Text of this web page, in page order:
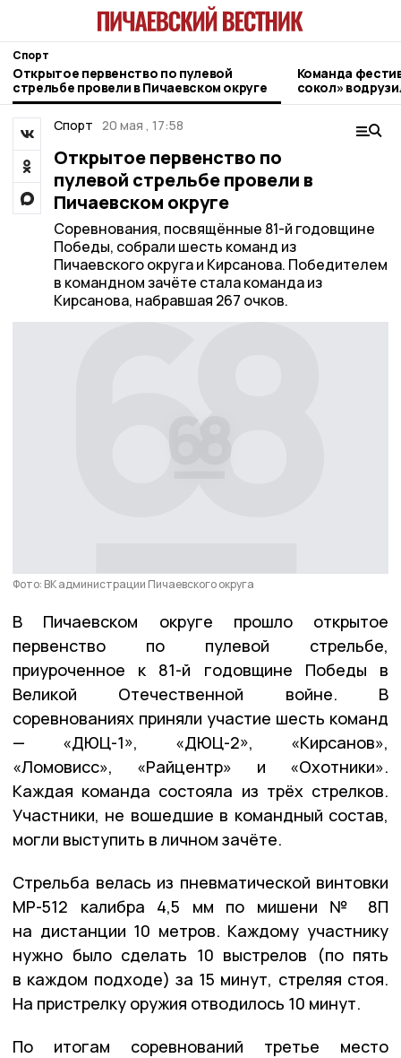
Спорт
Открытое первенство по пулевой
стрельбе провели в Пичаевском округе
Команда
сокол»
области на
Спорт 20 мая , 17:58
Открытое первенство по
пулевой стрельбе провели в
Пичаевском округе
Соревнования, посвящённые 81-й годовщине
Победы, собрали шесть команд из
Пичаевского округа и Кирсанова. Победителем
в командном зачёте стала команда из
Кирсанова, набравшая 267 очков.
Фото: ВК администрации Пичаевского округа
В Пичаевском округе прошло открытое
первенство по пулевой стрельбе,
приуроченное к 81-й годовщине Победы в
Великой Отечественной войне. В
соревнованиях приняли участие шесть команд
— «ДЮЦ-1», «ДЮЦ-2», «Кирсанов»,
«Ломовисс», «Райцентр» и «Охотники».
Каждая команда состояла из трёх стрелков.
Участники, не вошедшие в командный состав,
могли выступить в личном зачёте.
Стрельба велась из пневматической винтовки
МР-512 калибра 4,5 мм по мишени № 8П
на дистанции 10 метров. Каждому участнику
нужно было сделать 10 выстрелов (по пять
в каждом подходе) за 15 минут, стреляя стоя.
На пристрелку оружия отводилось 10 минут.
По итогам соревнований третье место